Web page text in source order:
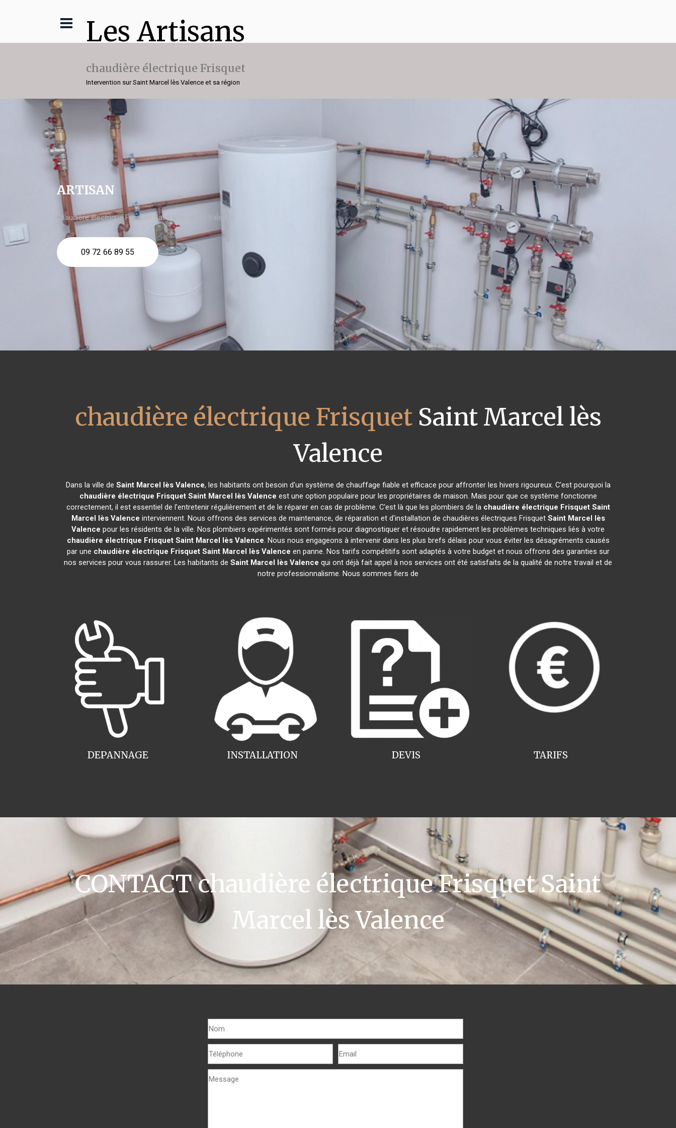
Les Artisans
chaudière électrique Frisquet
Intervention sur Saint Marcel lès Valence et sa région
ARTISAN
chaudière électrique Frisquet Saint Marcel lès Valence
09 72 66 89 55
chaudière électrique FrisquetSaint Marcel lès
Valence
Dans la ville de Saint Marcel lès Valence, les habitants ont besoin d'un système de chauffage fiable et efficace pour affronter les hivers rigoureux. C'est pourquoi la
chaudière électrique Frisquet Saint Marcel lès Valence est une option populaire pour les propriétaires de maison. Mais pour que ce système fonctionne
correctement, il est essentiel de l'entretenir régulièrement et de le réparer en cas de problème. C'est là que les plombiers de la chaudière électrique Frisquet Saint
Marcel lès Valence interviennent. Nous offrons des services de maintenance, de réparation et d'installation de chaudières électriques Frisquet Saint Marcel lès
Valence pour les résidents de la ville. Nos plombiers expérimentés sont formés pour diagnostiquer et résoudre rapidement les problèmes techniques liés à votre
chaudière électrique Frisquet Saint Marcel lès Valence. Nous nous engageons à intervenir dans les plus brefs délais pour vous éviter les désagréments causés
par une chaudière électrique Frisquet Saint Marcel lès Valence en panne. Nos tarifs compétitifs sont adaptés à votre budget et nous offrons des garanties sur
nos services pour vous rassurer. Les habitants de Saint Marcel lès Valence qui ont déjà fait appel à nos services ont été satisfaits de la qualité de notre travail et de
notre professionnalisme. Nous sommes fiers de
INSTALLATION
DEPANNAGE TARIFS
DEVIS
CONTACT chaudière électrique Frisquet Saint
Marcel lès Valence